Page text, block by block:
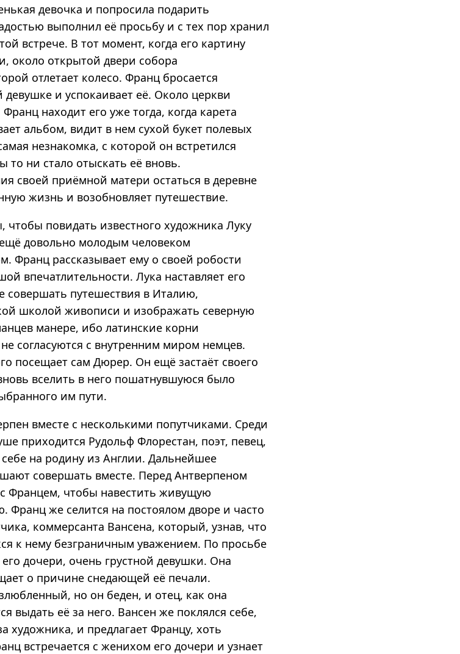
девочка и попросила подарить
выполнил её просьбу и с тех пор хранил
встрече. В тот момент, когда его картину
около открытой двери собора
отлетает колесо. Франц бросается
и успокаивает её. Около церкви
находит его уже тогда, когда карета
альбом, видит в нем сухой букет полевых
незнакомка, с которой он встретился
то ни стало отыскать её вновь.
своей приёмной матери остаться в деревне
жизнь и возобновляет путешествие.
чтобы повидать известного художника Луку
довольно молодым человеком
Франц рассказывает ему о своей робости
впечатлительности. Лука наставляет его
совершать путешествия в Италию,
школой живописи и изображать северную
манере, ибо латинские корни
согласуются с внутренним миром немцев.
посещает сам Дюрер. Он ещё застаёт своего
вселить в него пошатнувшуюся было
им пути.
вместе с несколькими попутчиками. Среди
приходится Рудольф Флорестан, поэт, певец,
на родину из Англии. Дальнейшее
совершать вместе. Перед Антверпеном
с Францем, чтобы навестить живущую
Франц же селится на постоялом дворе и часто
коммерсанта Вансена, который, узнав, что
к нему безграничным уважением. По просьбе
дочери, очень грустной девушки. Она
о причине снедающей её печали.
но он беден, и отец, как она
выдать её за него. Вансен же поклялся себе,
художника, и предлагает Францу, хоть
встречается с женихом его дочери и узнает